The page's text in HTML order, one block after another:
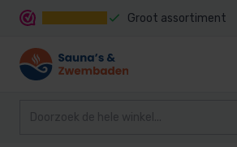
Groot assortiment